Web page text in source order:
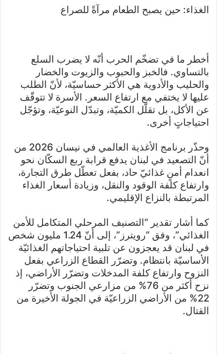
الغذاء: حين يصبح الطعام مرآةً للصراع
أخطر ما في تضخّم الحرب أنّه لا يضرب السلع
بالتساوي. فالخبز والحبوب والزيوت والخضار
والحليب والأدوية هي الأكثر حساسيّة، لأنّ الطلب
عليها لا يختفي مع ارتفاع السعر. الأسرة لا تتوقّف
عن الأكل، بل تقلّل الكميّة، وتبدّل النوعيّة، وتؤجّل
احتياجاتٍ أخرى.
وحذّر برنامج الأغذية العالمي في نيسان 2026 من
أنّ التصعيد في لبنان يدفع قرابة ربع السكّان نحو
انعدام أمنٍ غذائيّ حاد، بفعل تعطّل طرق التجارة،
وارتفاع كلفة الوقود والنقل، وزيادة أسعار الغذاء
المرتبطة بالنزاع الإقليمي.
كما أشار تقدير “التصنيف المرحلي المتكامل للأمن
الغذائي”، وفق “رويترز”، إلى أنّ 1.24 مليون شخص
في لبنان قد يعجزون عن تلبية احتياجاتهم الغذائيّة
الأساسيّة بانتظام. وتضرّر القطاع الزراعي بفعل
النزوح وارتفاع كلفة المدخلات وتضرّر الأراضي، إذ
نزح أكثر من 76% من مزارعي الجنوب وتضرّر
22% من الأراضي الزراعيّة في الجولة الأخيرة من
القتال.